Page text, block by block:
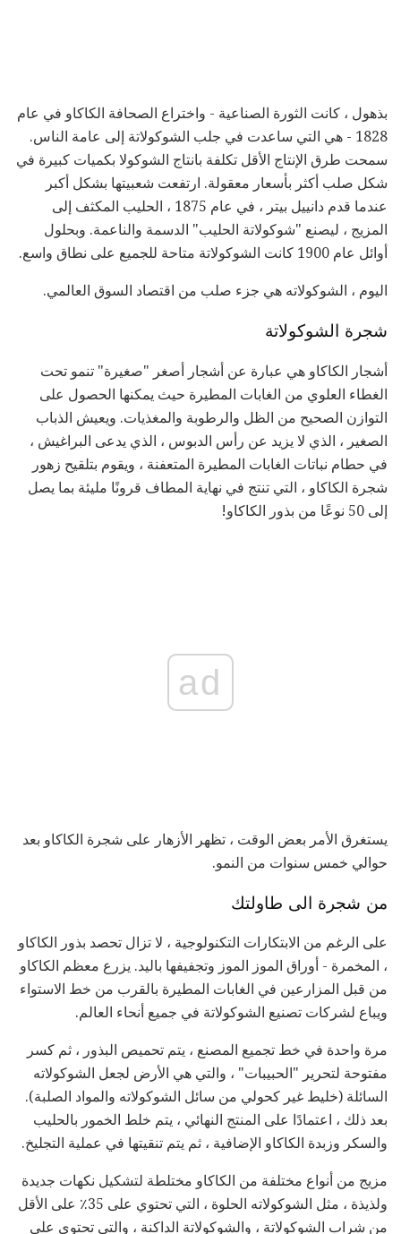
بذهول ، كانت الثورة الصناعية - واختراع الصحافة الكاكاو في عام
1828 - هي التي ساعدت في جلب الشوكولاتة إلى عامة الناس.
سمحت طرق الإنتاج الأقل تكلفة بانتاج الشوكولا بكميات كبيرة في
شكل صلب أكثر بأسعار معقولة. ارتفعت شعبيتها بشكل أكبر
عندما قدم دانييل بيتر ، في عام 1875 ، الحليب المكثف إلى
المزيج ، ليصنع "شوكولاتة الحليب" الدسمة والناعمة. وبحلول
أوائل عام 1900 كانت الشوكولاتة متاحة للجميع على نطاق واسع.
اليوم ، الشوكولاته هي جزء صلب من اقتصاد السوق العالمي.
شجرة الشوكولاتة
أشجار الكاكاو هي عبارة عن أشجار أصغر "صغيرة" تنمو تحت
الغطاء العلوي من الغابات المطيرة حيث يمكنها الحصول على
التوازن الصحيح من الظل والرطوبة والمغذيات. ويعيش الذباب
الصغير ، الذي لا يزيد عن رأس الدبوس ، الذي يدعى البراغيش ،
في حطام نباتات الغابات المطيرة المتعفنة ، ويقوم بتلقيح زهور
شجرة الكاكاو ، التي تنتج في نهاية المطاف قرونًا مليئة بما يصل
إلى 50 نوعًا من بذور الكاكاو!
ad
يستغرق الأمر بعض الوقت ، تظهر الأزهار على شجرة الكاكاو بعد
حوالي خمس سنوات من النمو.
من شجرة الى طاولتك
على الرغم من الابتكارات التكنولوجية ، لا تزال تحصد بذور الكاكاو
، المخمرة - أوراق الموز الموز وتجفيفها باليد. يزرع معظم الكاكاو
من قبل المزارعين في الغابات المطيرة بالقرب من خط الاستواء
ويباع لشركات تصنيع الشوكولاتة في جميع أنحاء العالم.
مرة واحدة في خط تجميع المصنع ، يتم تحميص البذور ، ثم كسر
مفتوحة لتحرير "الحبيبات" ، والتي هي الأرض لجعل الشوكولاته
السائلة (خليط غير كحولي من سائل الشوكولاته والمواد الصلبة).
بعد ذلك ، اعتمادًا على المنتج النهائي ، يتم خلط الخمور بالحليب
والسكر وزبدة الكاكاو الإضافية ، ثم يتم تنقيتها في عملية التجليخ.
مزيج من أنواع مختلفة من الكاكاو مختلطة لتشكيل نكهات جديدة
ولذيذة ، مثل الشوكولاته الحلوة ، التي تحتوي على 35٪ على الأقل
من شراب الشوكولاتة ، والشوكولاتة الداكنة ، والتي تحتوي على